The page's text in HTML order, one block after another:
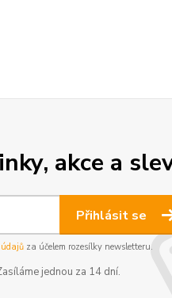
akce a
Přihlásit se
za účelem rozesílky newsletteru.
jednou za 14 dní.